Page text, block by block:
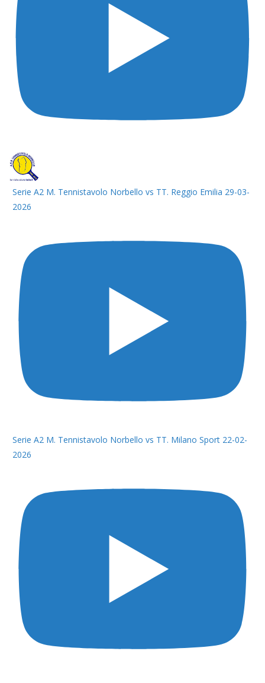
Serie A2 M. Tennistavolo Norbello vs TT. Reggio Emilia 29-03-
2026
Serie A2 M. Tennistavolo Norbello vs TT. Milano Sport 22-02-
2026